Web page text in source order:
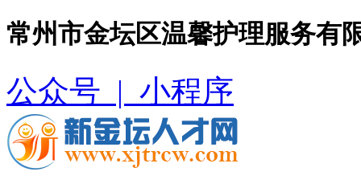
常州市金坛区温馨护理服务有
公众号 | 小程序